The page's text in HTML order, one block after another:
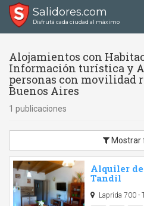
Salidores.com
Disfrutá cada ciudad al máximo
Alojamientos con
Información turística y
personas con movilidad
Buenos Aires
1 publicaciones
Mostrar
Alquiler
Tandil
Laprida 700 -